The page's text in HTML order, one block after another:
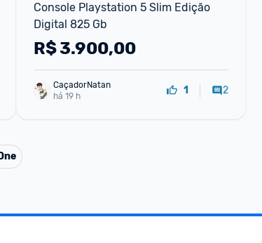
Console Playstation 5 Slim Edição
Digital 825 Gb
R$3.900,00
CaçadorNatan
há 19 h
1 2